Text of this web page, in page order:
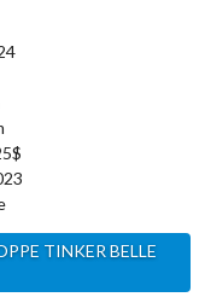
TINKER BELLE